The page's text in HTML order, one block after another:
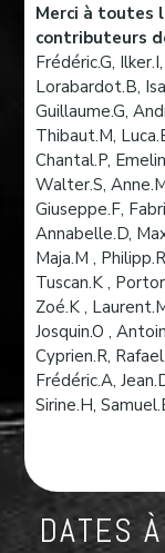
Merci à toutes
contributeurs
Frédéric.G,
Lorabardot.B,
Guillaume.G,
Thibaut.M,
Chantal.P,
Walter.S,
Giuseppe.F,
Annabelle.D,
Maja.M ,
Tuscan.K ,
Zoé.K ,
Josquin.O ,
Cyprien.R,
Frédéric.A,
Sirine.H,
DATES